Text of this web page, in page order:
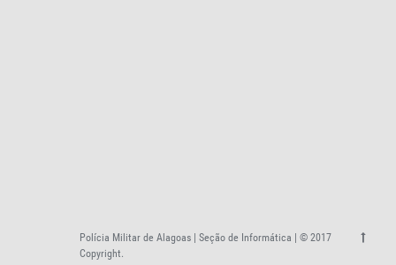
Polícia Militar de Alagoas | Seção de Informática | © 2017
Copyright.